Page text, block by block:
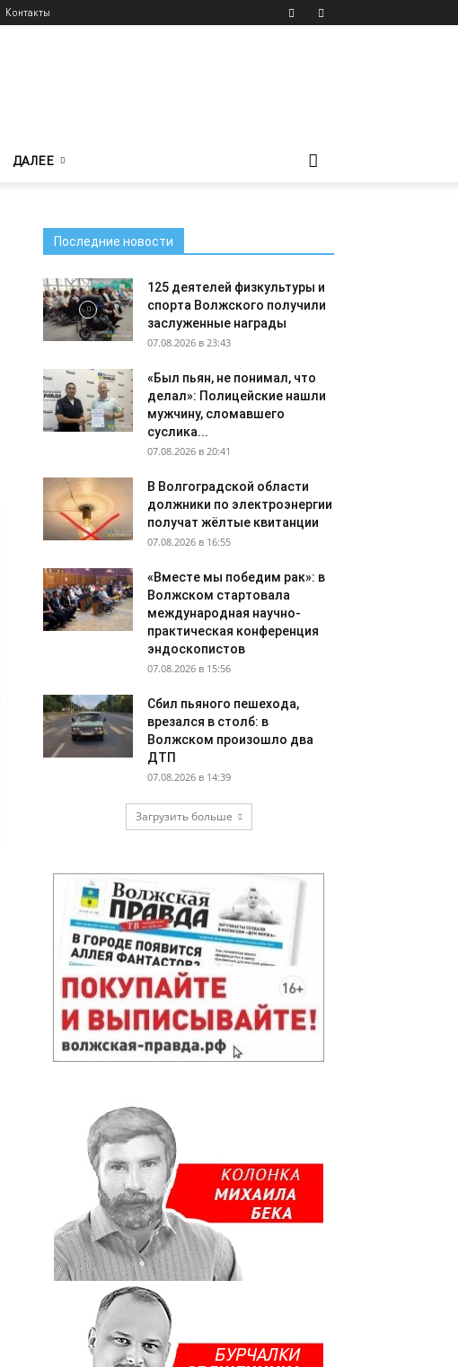
Контакты
ДАЛЕЕ
Последние новости
125 деятелей физкультуры и
спорта Волжского получили
заслуженные награды
07.08.2026 в 23:43
«Был пьян, не понимал, что
делал»: Полицейские нашли
мужчину, сломавшего
суслика...
07.08.2026 в 20:41
В Волгоградской области
должники по электроэнергии
получат жёлтые квитанции
07.08.2026 в 16:55
«Вместе мы победим рак»: в
Волжском стартовала
международная научно-
практическая конференция
эндоскопистов
07.08.2026 в 15:56
Сбил пьяного пешехода,
врезался в столб: в
Волжском произошло два
ДТП
07.08.2026 в 14:39
Загрузить больше